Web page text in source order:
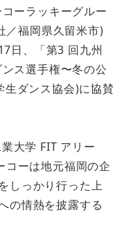
ーラッキーグルー
／福岡県久留米市)
日、「第3 回九州
ス選手権〜冬の公
ダンス協会)に協賛
大学 FIT アリー
コーは地元福岡の企
しっかり行った上
の情熱を披露する